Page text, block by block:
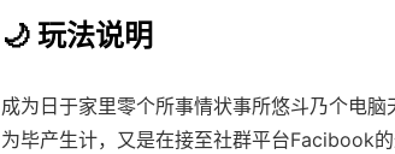
🌙 玩法说明
成为日于家里零个所事情状事所悠斗乃个电
为毕产生计，又是在接至社群平台Facibook